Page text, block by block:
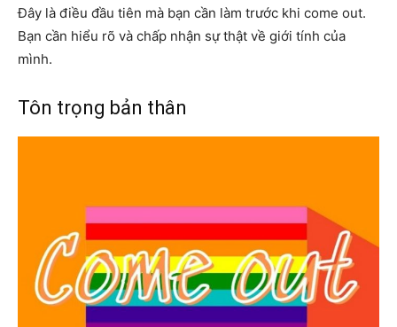
Đây là điều đầu tiên mà bạn cần làm trước khi come out.
Bạn cần hiểu rõ và chấp nhận sự thật về giới tính của
mình.
Tôn trọng bản thân